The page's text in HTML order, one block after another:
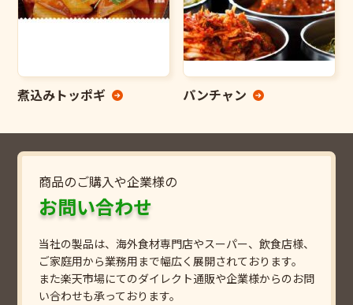
煮込みトッポギ パンチャン
商品のご購入や企業様の
お問い合わせ
当社の製品は、海外食材専門店やスーパー、飲食店様、
ご家庭用から業務用まで幅広く展開されております。
また楽天市場にてのダイレクト通販や企業様からのお問
い合わせも承っております。